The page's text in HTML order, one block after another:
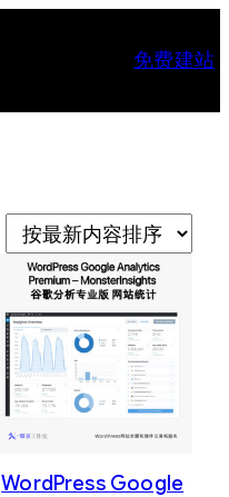
免费建站
WordPress Google